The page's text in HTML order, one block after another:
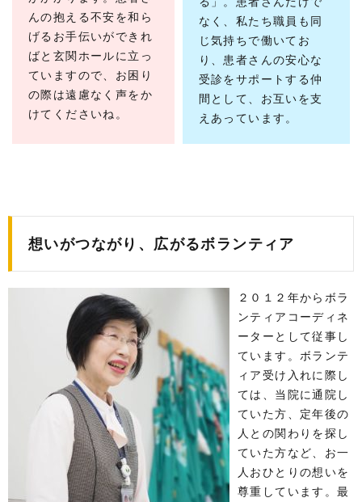
んの抱える不安を和ら
げるお手伝いができれ
ばと玄関ホールに立っ
ていますので、お困り
の際は遠慮なく声をか
けてくださいね。
なく、私たち職員も同
じ気持ちで働いてお
り、患者さんの安心な
受診をサポートする仲
間として、お互いを支
えあっています。
想いがつながり、広がるボランティア
２０１２年からボラ
ンティアコーディネ
ーターとして従事し
ています。ボランテ
ィア受け入れに際し
ては、当院に通院し
ていた方、定年後の
人との関わりを探し
ていた方など、お一
人おひとりの想いを
尊重しています。最